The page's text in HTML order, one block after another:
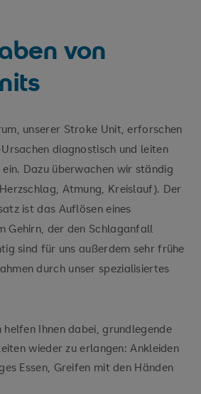
von
unserer Stroke Unit, erforschen
diagnostisch und leiten
Dazu überwachen wir ständig
Atmung, Kreislauf). Der
ist das Auflösen eines
Gehirn, der den Schlaganfall
sind für uns außerdem sehr frühe
durch unser spezialisiertes
Ihnen dabei, grundlegende
wieder zu erlangen: Ankleiden
Essen, Greifen mit den Händen